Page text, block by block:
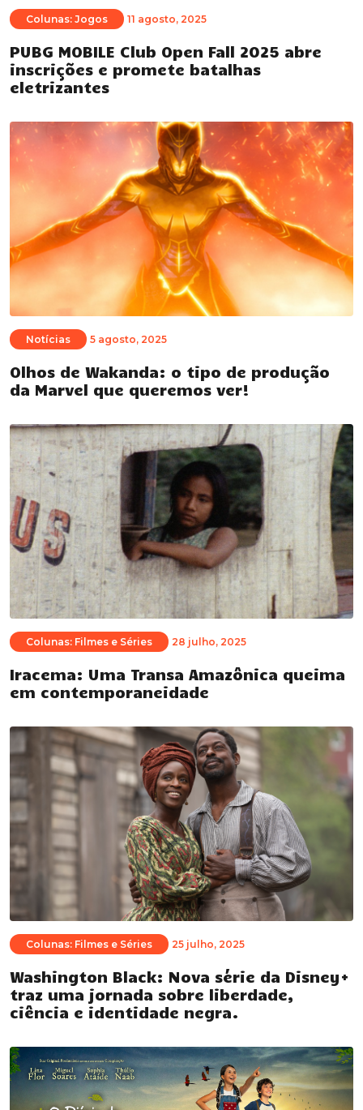
Colunas: Jogos 11 agosto, 2025
PUBG MOBILE Club Open Fall 2025 abre
inscrições e promete batalhas
eletrizantes
Notícias 5 agosto, 2025
Olhos de Wakanda: o tipo de produção
da Marvel que queremos ver!
Colunas: Filmes e Séries 28 julho, 2025
Iracema: Uma Transa Amazônica queima
em contemporaneidade
Colunas: Filmes e Séries 25 julho, 2025
Washington Black: Nova série da Disney+
traz uma jornada sobre liberdade,
ciência e identidade negra.